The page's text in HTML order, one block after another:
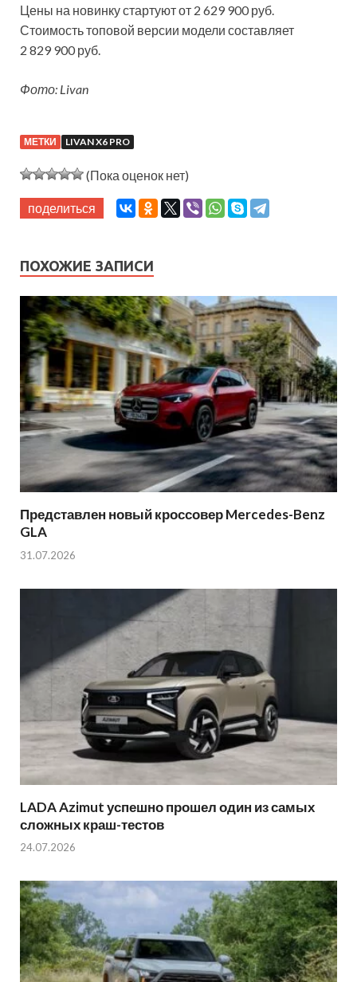
Цены на новинку стартуют от 2 629 900 руб.
Стоимость топовой версии модели составляет
2 829 900 руб.
Фото: Livan
МЕТКИ LIVAN X6 PRO
(Пока оценок нет)
поделиться
ПОХОЖИЕ ЗАПИСИ
Представлен новый кроссовер Mercedes-Benz
GLA
31.07.2026
LADA Azimut успешно прошел один из самых
сложных краш-тестов
24.07.2026